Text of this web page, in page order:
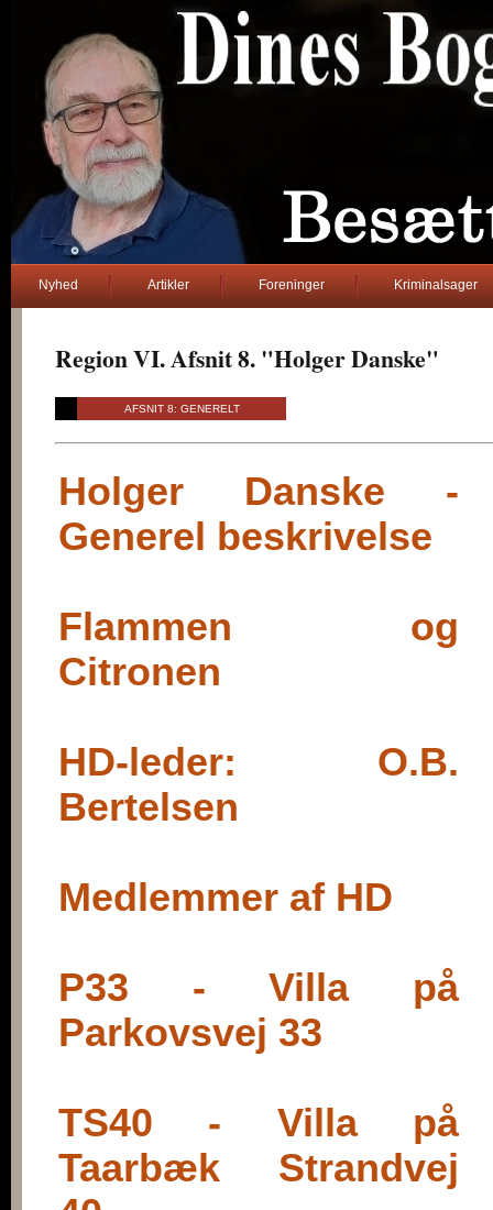
Nyhed Artikler Foreninger Kriminalsager
Region VI. Afsnit 8. "Holger Danske"
AFSNIT 8: GENERELT
Holger Danske -
Generel beskrivelse
Flammen og
Citronen
HD-leder: O.B.
Bertelsen
Medlemmer af HD
P33 - Villa på
Parkovsvej 33
TS40 - Villa på
Taarbæk Strandvej